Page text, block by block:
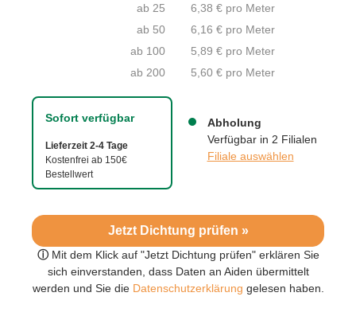
Jetzt Dichtung prüfen »
ⓘ Mit dem Klick auf "Jetzt Dichtung prüfen" erklären Sie
sich einverstanden, dass Daten an Aiden übermittelt
werden und Sie dieDatenschutzerklärung gelesen haben.
Sofort verfügbar
Lieferzeit 2-4 Tage
Kostenfrei ab 150€
Bestellwert
Abholung
Verfügbar in 2 Filialen
Filiale auswählen
ab 25
6,38 € pro Meter
ab 50
6,16 € pro Meter
ab 100
5,89 € pro Meter
ab 200
5,60 € pro Meter